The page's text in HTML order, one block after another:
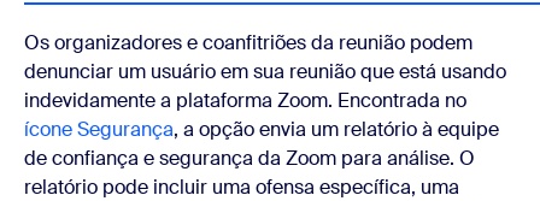
Os organizadores e coanfitriões da reunião podem
denunciar um usuário em sua reunião que está usando
indevidamente a plataforma Zoom. Encontrada no
ícone Segurança, a opção envia um relatório à equipe
de confiança e segurança da Zoom para análise. O
relatório pode incluir uma ofensa específica, uma